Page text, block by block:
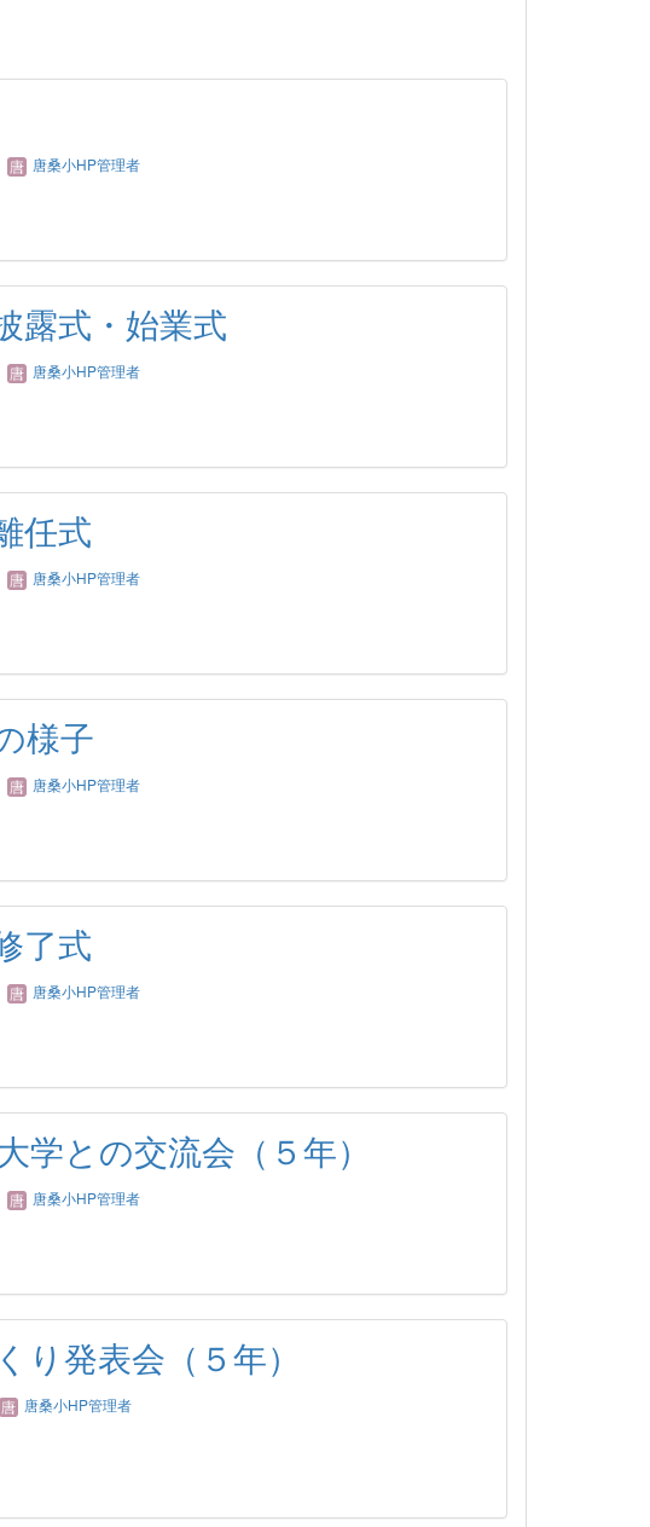
唐桑小HP管理者
露式・始業式
唐桑小HP管理者
任式
唐桑小HP管理者
様子
唐桑小HP管理者
了式
唐桑小HP管理者
学との交流会（５年）
唐桑小HP管理者
り発表会（５年）
唐桑小HP管理者